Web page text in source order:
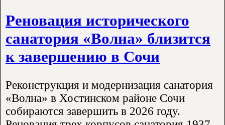
Реновация исторического
санатория «Волна» близится
к завершению в Сочи
Реконструкция и модернизация санатория
«Волна» в Хостинском районе Сочи
собираются завершить в 2026 году.